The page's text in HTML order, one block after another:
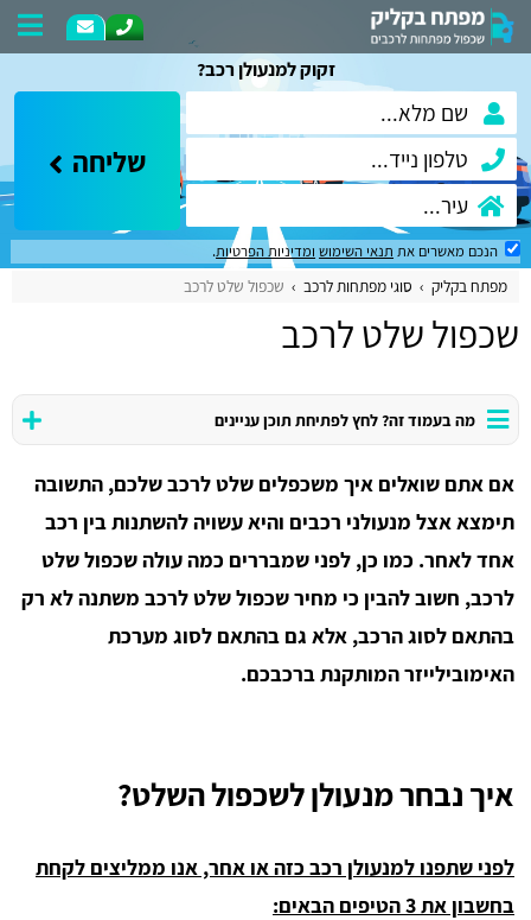
זקוק למנעולן רכב?
שליחה
הנכם מאשרים את תנאי השימוש ומדיניות הפרטיות.
מפתח בקליק סוגי מפתחות לרכב שכפול שלט לרכב
שכפול שלט לרכב
מה בעמוד זה? לחץ לפתיחת תוכן עניינים
אם אתם שואלים איך משכפלים שלט לרכב שלכם, התשובה
תימצא אצל מנעולני רכבים והיא עשויה להשתנות בין רכב
אחד לאחר. כמו כן, לפני שמבררים כמה עולה שכפול שלט
לרכב, חשוב להבין כי מחיר שכפול שלט לרכב משתנה לא רק
בהתאם לסוג הרכב, אלא גם בהתאם לסוג מערכת
האימובילייזר המותקנת ברכבכם.
איך נבחר מנעולן לשכפול השלט?
לפני שתפנו למנעולן רכב כזה או אחר, אנו ממליצים לקחת
בחשבון את 3 הטיפים הבאים: